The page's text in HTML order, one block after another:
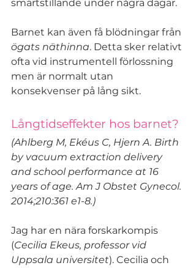
smärtstillande under några dagar.
Barnet kan även få blödningar från
ögats näthinna. Detta sker relativt
ofta vid instrumentell förlossning
men är normalt utan
konsekvenser på lång sikt.
Långtidseffekter hos barnet?
(Ahlberg M, Ekéus C, Hjern A. Birth
by vacuum extraction delivery
and school performance at 16
years of age. Am J Obstet Gynecol.
2014;210:361 e1-8.)
Jag har en nära forskarkompis
(Cecilia Ekeus, professor vid
Uppsala universitet). Cecilia och